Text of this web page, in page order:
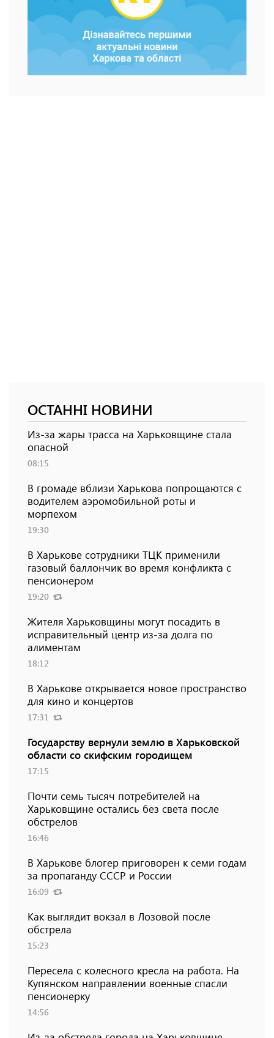
ОСТАННІ НОВИНИ
Из-за жары трасса на Харьковщине стала
опасной
08:15
В громаде вблизи Харькова попрощаются с
водителем аэромобильной роты и
морпехом
19:30
В Харькове сотрудники ТЦК применили
газовый баллончик во время конфликта с
пенсионером
19:20
Жителя Харьковщины могут посадить в
исправительный центр из-за долга по
алиментам
18:12
В Харькове открывается новое пространство
для кино и концертов
17:31
Государству вернули землю в Харьковской
области со скифским городищем
17:15
Почти семь тысяч потребителей на
Харьковщине остались без света после
обстрелов
16:46
В Харькове блогер приговорен к семи годам
за пропаганду СССР и России
16:09
Как выглядит вокзал в Лозовой после
обстрела
15:23
Пересела с колесного кресла на работа. На
Купянском направлении военные спасли
пенсионерку
14:56